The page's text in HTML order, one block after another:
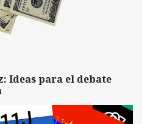
Ideas para el debate